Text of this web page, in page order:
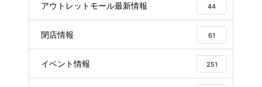
アウトレットモール最新情報 44
閉店情報 61
イベント情報 251